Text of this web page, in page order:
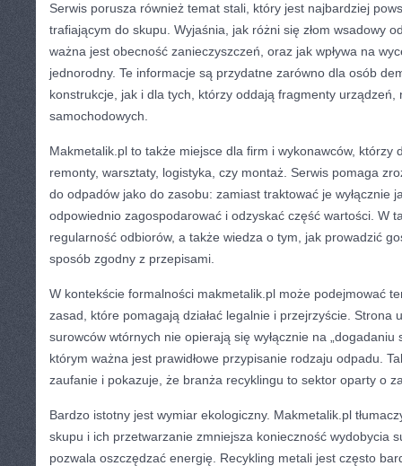
Serwis porusza również temat stali, który jest najbardziej
trafiającym do skupu. Wyjaśnia, jak różni się złom wsadowy
ważna jest obecność zanieczyszczeń, oraz jak wpływa na
jednorodny. Te informacje są przydatne zarówno dla osób
konstrukcje, jak i dla tych, którzy oddają fragmenty urządzeń,
samochodowych.
Makmetalik.pl to także miejsce dla firm i wykonawców, którzy
remonty, warsztaty, logistyka, czy montaż. Serwis pomaga
do odpadów jako do zasobu: zamiast traktować je wyłącznie
odpowiednio zagospodarować i odzyskać część wartości. W
regularność odbiorów, a także wiedza o tym, jak prowadzić
sposób zgodny z przepisami.
W kontekście formalności makmetalik.pl może podejmować
zasad, które pomagają działać legalnie i przejrzyście. Strona
surowców wtórnych nie opierają się wyłącznie na „dogadaniu
którym ważna jest prawidłowe przypisanie rodzaju odpadu.
zaufanie i pokazuje, że branża recyklingu to sektor oparty o
Bardzo istotny jest wymiar ekologiczny. Makmetalik.pl
skupu i ich przetwarzanie zmniejsza konieczność wydobycia
pozwala oszczędzać energię. Recykling metali jest często